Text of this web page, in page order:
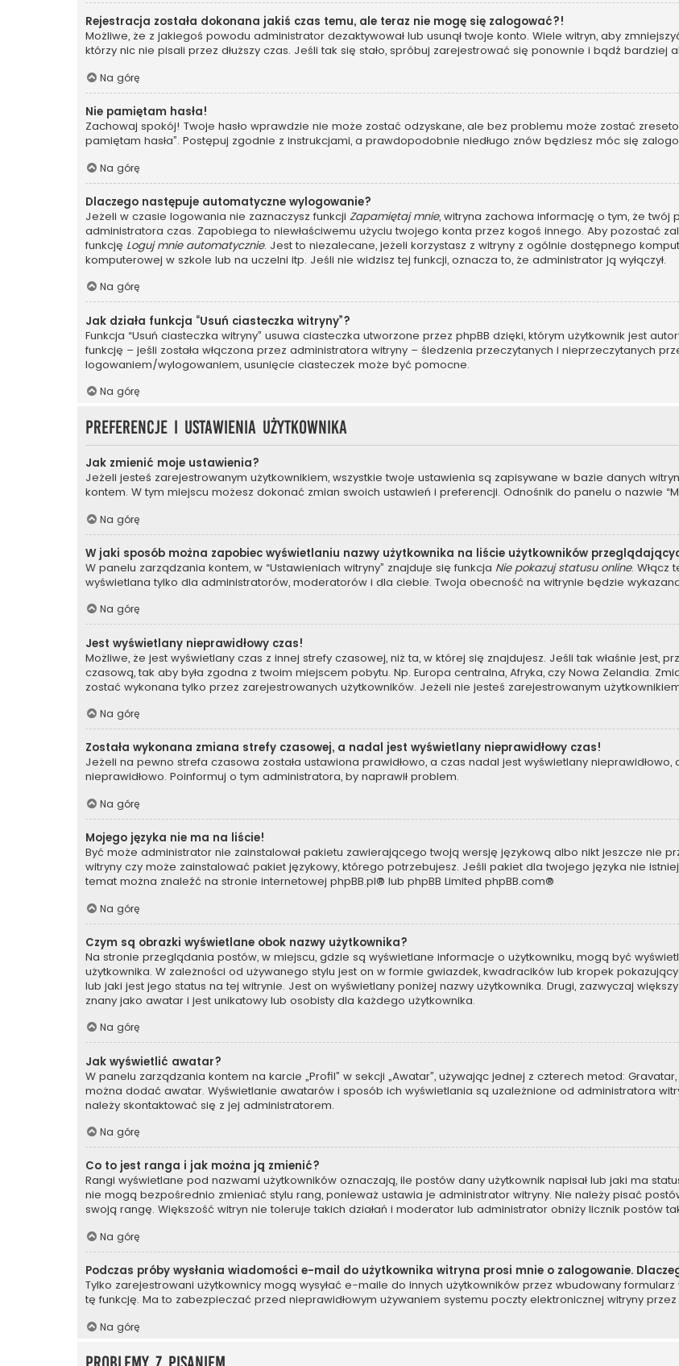
Rejestracja została dokonana jakiś czas temu, ale teraz nie mogę się zalogować?!
Możliwe, że z jakiegoś powodu administrator dezaktywował lub usunął twoje konto. Wiele witryn, aby
którzy nic nie pisali przez dłuższy czas. Jeśli tak się stało, spróbuj zarejestrować się ponownie i bądź bardziej
Na górę
Nie pamiętam hasła!
Zachowaj spokój! Twoje hasło wprawdzie nie może zostać odzyskane, ale bez problemu może zostać
pamiętam hasła”. Postępuj zgodnie z instrukcjami, a prawdopodobnie niedługo znów będziesz móc się
Na górę
Dlaczego następuje automatyczne wylogowanie?
Jeżeli w czasie logowania nie zaznaczysz funkcji Zapamiętaj mnie, witryna zachowa informację o tym, że twój
administratora czas. Zapobiega to niewłaściwemu użyciu twojego konta przez kogoś innego. Aby pozostać
funkcję Loguj mnie automatycznie. Jest to niezalecane, jeżeli korzystasz z witryny z ogólnie dostępnego
komputerowej w szkole lub na uczelni itp. Jeśli nie widzisz tej funkcji, oznacza to, że administrator ją wyłączył.
Na górę
Jak działa funkcja “Usuń ciasteczka witryny”?
Funkcja “Usuń ciasteczka witryny” usuwa ciasteczka utworzone przez phpBB dzięki, którym użytkownik jest
funkcję – jeśli została włączona przez administratora witryny – śledzenia przeczytanych i nieprzeczytanych
logowaniem/wylogowaniem, usunięcie ciasteczek może być pomocne.
Na górę
Preferencje i ustawienia użytkownika
Jak zmienić moje ustawienia?
Jeżeli jesteś zarejestrowanym użytkownikiem, wszystkie twoje ustawienia są zapisywane w bazie danych
kontem. W tym miejscu możesz dokonać zmian swoich ustawień i preferencji. Odnośnik do panelu o nazwie
Na górę
W jaki sposób można zapobiec wyświetlaniu nazwy użytkownika na liście użytkowników
W panelu zarządzania kontem, w “Ustawieniach witryny” znajduje się funkcja Nie pokazuj statusu online. Włącz
wyświetlana tylko dla administratorów, moderatorów i dla ciebie. Twoja obecność na witrynie będzie
Na górę
Jest wyświetlany nieprawidłowy czas!
Możliwe, że jest wyświetlany czas z innej strefy czasowej, niż ta, w której się znajdujesz. Jeśli tak właśnie jest,
czasową, tak aby była zgodna z twoim miejscem pobytu. Np. Europa centralna, Afryka, czy Nowa Zelandia.
zostać wykonana tylko przez zarejestrowanych użytkowników. Jeżeli nie jesteś zarejestrowanym
Na górę
Została wykonana zmiana strefy czasowej, a nadal jest wyświetlany nieprawidłowy czas!
Jeżeli na pewno strefa czasowa została ustawiona prawidłowo, a czas nadal jest wyświetlany
nieprawidłowo. Poinformuj o tym administratora, by naprawił problem.
Na górę
Mojego języka nie ma na liście!
Być może administrator nie zainstalował pakietu zawierającego twoją wersję językową albo nikt jeszcze nie
witryny czy może zainstalować pakiet językowy, którego potrzebujesz. Jeśli pakiet dla twojego języka nie
temat można znaleźć na stronie internetowej phpBB.pl® lub phpBB Limited phpBB.com®
Na górę
Czym są obrazki wyświetlane obok nazwy użytkownika?
Na stronie przeglądania postów, w miejscu, gdzie są wyświetlane informacje o użytkowniku, mogą być
użytkownika. W zależności od używanego stylu jest on w formie gwiazdek, kwadracików lub kropek
lub jaki jest jego status na tej witrynie. Jest on wyświetlany poniżej nazwy użytkownika. Drugi, zazwyczaj
znany jako awatar i jest unikatowy lub osobisty dla każdego użytkownika.
Na górę
Jak wyświetlić awatar?
W panelu zarządzania kontem na karcie „Profil” w sekcji „Awatar”, używając jednej z czterech metod:
można dodać awatar. Wyświetlanie awatarów i sposób ich wyświetlania są uzależnione od administratora
należy skontaktować się z jej administratorem.
Na górę
Co to jest ranga i jak można ją zmienić?
Rangi wyświetlane pod nazwami użytkowników oznaczają, ile postów dany użytkownik napisał lub jaki ma
nie mogą bezpośrednio zmieniać stylu rang, ponieważ ustawia je administrator witryny. Nie należy pisać
swoją rangę. Większość witryn nie toleruje takich działań i moderator lub administrator obniży licznik postów
Na górę
Podczas próby wysłania wiadomości e-mail do użytkownika witryna prosi mnie o zalogowanie.
Tylko zarejestrowani użytkownicy mogą wysyłać e-maile do innych użytkowników przez wbudowany formularz
tę funkcję. Ma to zabezpieczać przed nieprawidłowym używaniem systemu poczty elektronicznej witryny
Na górę